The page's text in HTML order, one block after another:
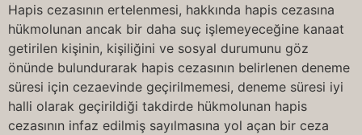
Hapis cezasının ertelenmesi, hakkında hapis cezasına
hükmolunan ancak bir daha suç işlemeyeceğine kanaat
getirilen kişinin, kişiliğini ve sosyal durumunu göz
önünde bulundurarak hapis cezasının belirlenen deneme
süresi için cezaevinde geçirilmemesi, deneme süresi iyi
halli olarak geçirildiği takdirde hükmolunan hapis
cezasının infaz edilmiş sayılmasına yol açan bir ceza